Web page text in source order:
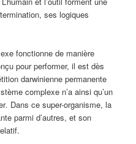
ses logiques
fonctionne de manière
pour performer, il est dès
darwinienne permanente
complexe n’a ainsi qu’un
. Dans ce super-organisme, la
parmi d’autres, et son